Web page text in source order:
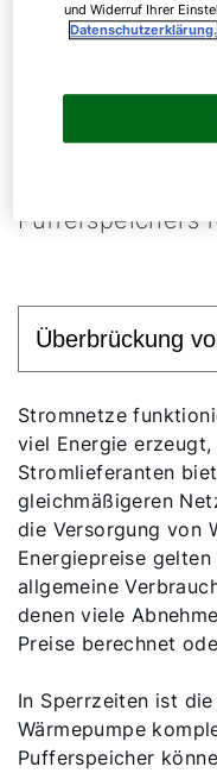
Die Vorteile
Neben der
Wärme bietet
Pufferspeichers
Stromnetze
viel Energie
Stromlieferanten
gleichmäßigeren
die Versorgung von
Energiepreise
allgemeine
denen viele
Preise berechnet
In Sperrzeiten ist
Wärmepumpe
Pufferspeicher
und Widerruf Ihrer
Datenschutzerklärung.